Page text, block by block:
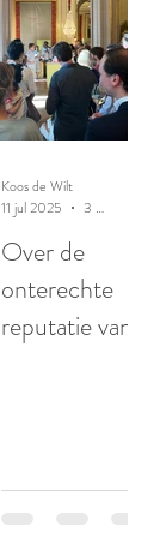
Over de
onterechte
reputatie van
Koos de Wilt
11 jul 2025
3 minuten om te lezen